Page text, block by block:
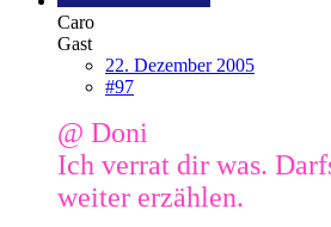
Caro
Gast
22. Dezember 2005
#97
@ Doni
Ich verrat dir was.
weiter erzählen.